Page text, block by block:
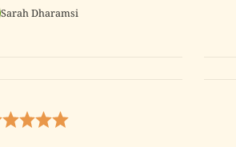
Sarah Dharamsi